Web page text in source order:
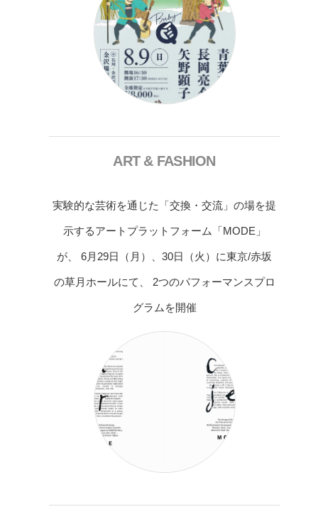
ART & FASHION
実験的な芸術を通じた「交換・交流」の場を提
示するアートプラットフォーム「MODE」
が、 6月29日（月）、30日（火）に東京/赤坂
の草月ホールにて、 2つのパフォーマンスプロ
グラムを開催